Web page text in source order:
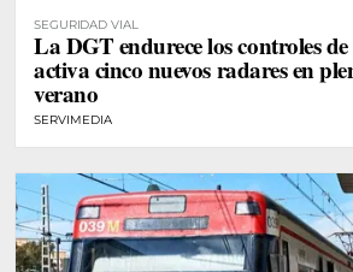
SEGURIDAD VIAL
La DGT endurece los controles
activa cinco nuevos radares en
verano
SERVIMEDIA